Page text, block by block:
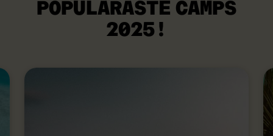
POPULÄRASTE CAMPS
2025!